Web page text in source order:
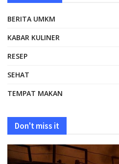
BERITA UMKM
KABAR KULINER
RESEP
SEHAT
TEMPAT MAKAN
Don't miss it